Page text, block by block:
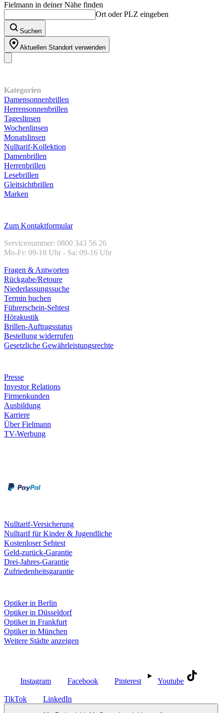
Fielmann in deiner Nähe finden
Ort oder PLZ eingeben
Suchen
Aktuellen Standort verwenden
Kategorien
Damensonnenbrillen
Herrensonnenbrillen
Tageslinsen
Wochenlinsen
Monatslinsen
Nulltarif-Kollektion
Damenbrillen
Herrenbrillen
Lesebrillen
Gleitsichtbrillen
Marken
Zum Kontaktformular
Servicenummer: 0800 343 56 26
Mo-Fr: 09-18 Uhr - Sa: 09-16 Uhr
Fragen & Antworten
Rückgabe/Retoure
Niederlassungssuche
Termin buchen
Führerschein-Sehtest
Hörakustik
Brillen-Auftragsstatus
Bestellung widerrufen
Gesetzliche Gewährleistungsrechte
Presse
Investor Relations
Firmenkunden
Ausbildung
Karriere
Über Fielmann
TV-Werbung
Nulltarif-Versicherung
Nulltarif für Kinder & Jugendliche
Kostenloser Sehtest
Geld-zurück-Garantie
Drei-Jahres-Garantie
Zufriedenheitsgarantie
Optiker in Berlin
Optiker in Düsseldorf
Optiker in Frankfurt
Optiker in München
Weitere Städte anzeigen
Instagram Facebook Pinterest Youtube
TikTok LinkedIn